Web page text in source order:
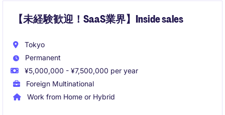
【未経験歓迎！SaaS業界】Inside sales
Tokyo
Permanent
¥5,000,000 - ¥7,500,000 per year
Foreign Multinational
Work from Home or Hybrid